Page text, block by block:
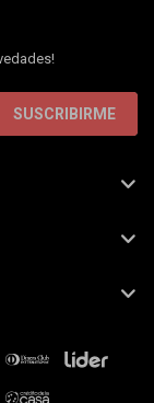
SUSCRIBIRME